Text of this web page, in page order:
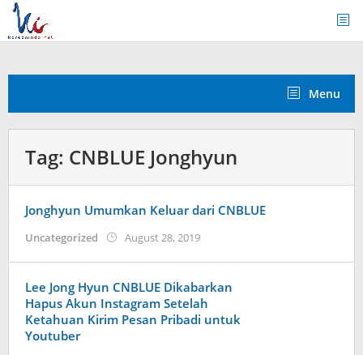
Skip
content
Menu
Tag: CNBLUE Jonghyun
Jonghyun Umumkan Keluar dari CNBLUE
Uncategorized August 28, 2019by
Lee Jong Hyun CNBLUE Dikabarkan
Hapus Akun Instagram Setelah
Ketahuan Kirim Pesan Pribadi untuk
Youtuber